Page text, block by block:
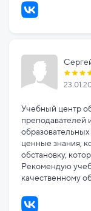
Учебный центр
преподавателей
ценные знания,
обстановку,
Рекомендую
качественному